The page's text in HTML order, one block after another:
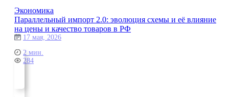
Экономика
Параллельный импорт 2.0: эволюция схемы и её влияние
на цены и качество товаров в РФ
17 мая, 2026
2 мин.
284